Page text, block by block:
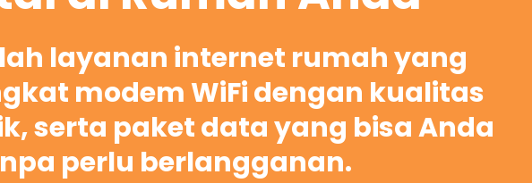
layanan internet rumah yang
modem WiFi dengan kualitas
serta paket data yang bisa Anda
perlu berlangganan.